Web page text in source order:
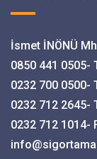
İsmet İNÖNÜ
0850 441 0505-
0232 700 0500-
0232 712 2645-
0232 712 1014-